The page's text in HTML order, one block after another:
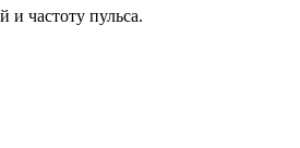
частоту пульса.